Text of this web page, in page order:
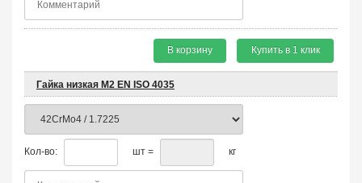
В корзину Купить в 1 клик
Гайка низкая М2 EN ISO 4035
Кол-во: шт = кг